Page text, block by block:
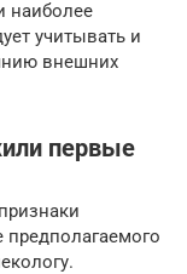
наиболее
учитывать и
внешних
первые